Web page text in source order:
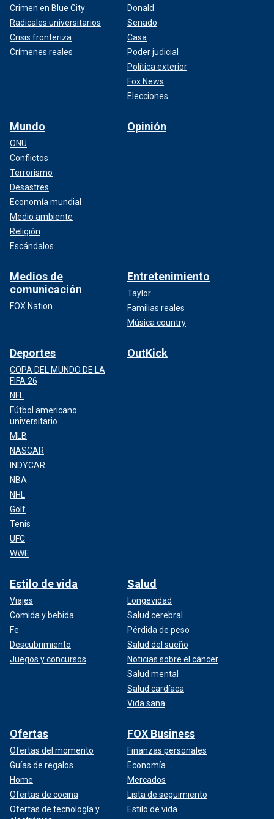
Crimen en Blue City
Radicales universitarios
Crisis fronteriza
Crímenes reales
Donald
Senado
Casa
Poder judicial
Política exterior
Fox News
Elecciones
Mundo
ONU
Conflictos
Terrorismo
Desastres
Economía mundial
Medio ambiente
Religión
Escándalos
Opinión
Medios de
comunicación
FOX Nation
Entretenimiento
Taylor
Familias reales
Música country
Deportes
COPA DEL MUNDO DE LA
FIFA 26
NFL
Fútbol americano
universitario
MLB
NASCAR
INDYCAR
NBA
NHL
Golf
Tenis
UFC
WWE
OutKick
Estilo de vida
Viajes
Comida y bebida
Fe
Descubrimiento
Juegos y concursos
Salud
Longevidad
Salud cerebral
Pérdida de peso
Salud del sueño
Noticias sobre el cáncer
Salud mental
Salud cardíaca
Vida sana
Ofertas
Ofertas del momento
Guías de regalos
Home
Ofertas de cocina
Ofertas de tecnología y
FOX Business
Finanzas personales
Economía
Mercados
Lista de seguimiento
Estilo de vida